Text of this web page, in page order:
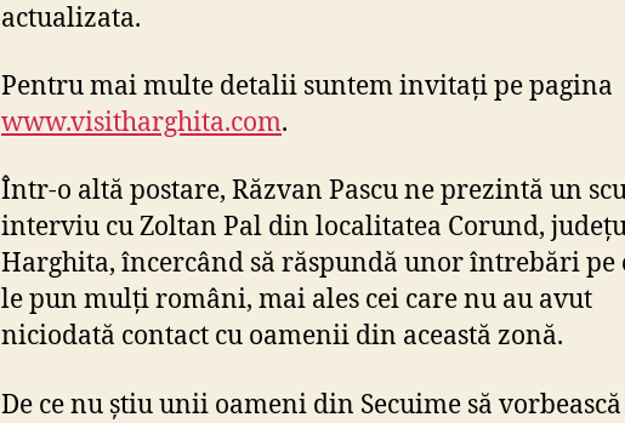
actualizata.
Pentru mai multe detalii suntem invitați pe pagina
www.visitharghita.com.
Într-o altă postare, Răzvan Pascu ne prezintă un
interviu cu Zoltan Pal din localitatea Corund,
Harghita, încercând să răspundă unor întrebări pe
le pun mulți români, mai ales cei care nu au avut
niciodată contact cu oamenii din această zonă.
De ce nu știu unii oameni din Secuime să